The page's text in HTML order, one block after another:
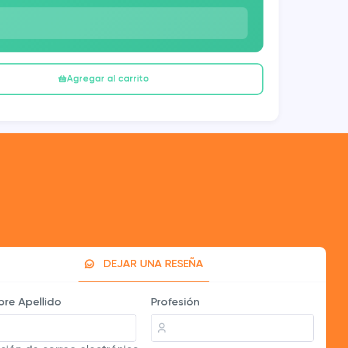
Agregar al carrito
tienen más interacción ahora.
DEJAR UNA RESEÑA
Apellido Profesión